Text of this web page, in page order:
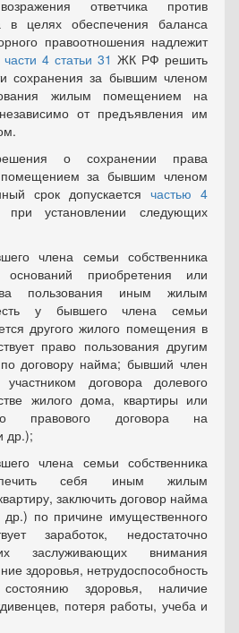
ответчика против
в целях обеспечения баланса
правоотношения надлежит
части 4 статьи 31 ЖК РФ решить
сохранения за бывшим членом
жилым помещением на
от предъявления им
о сохранении права
за бывшим членом
срок допускается частью 4
установлении следующих
члена семьи собственника
приобретения или
пользования иным жилым
у бывшего члена семьи
другого жилого помещения в
право пользования другим
договору найма; бывший член
договора долевого
жилого дома, квартиры или
правового договора на
др.);
члена семьи собственника
себя иным жилым
заключить договор найма
по причине имущественного
заработок, недостаточно
заслуживающих внимания
здоровья, нетрудоспособность
здоровья, наличие
потеря работы, учеба и